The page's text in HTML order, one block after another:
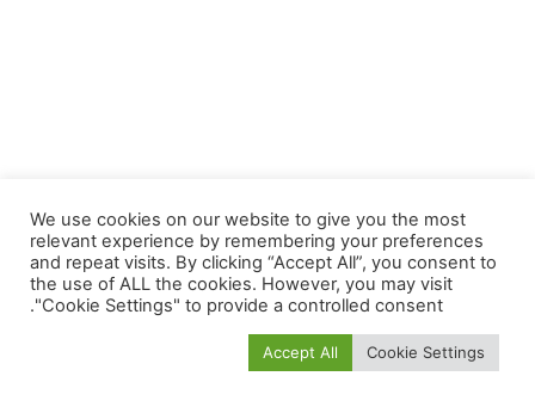
We use cookies on our website to give you the most
relevant experience by remembering your preferences
and repeat visits. By clicking “Accept All”, you consent to
the use of ALL the cookies. However, you may visit
"Cookie Settings" to provide a controlled consent.
Cookie Settings
Accept All